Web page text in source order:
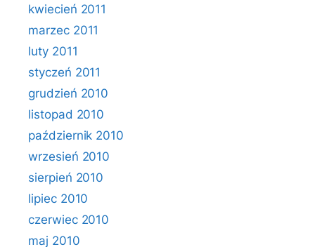
kwiecień 2011
marzec 2011
luty 2011
styczeń 2011
grudzień 2010
listopad 2010
październik 2010
wrzesień 2010
sierpień 2010
lipiec 2010
czerwiec 2010
maj 2010